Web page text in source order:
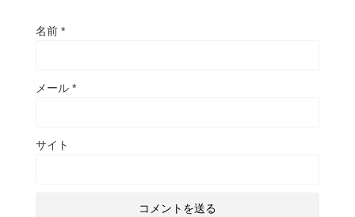
名前 *
メール *
サイト